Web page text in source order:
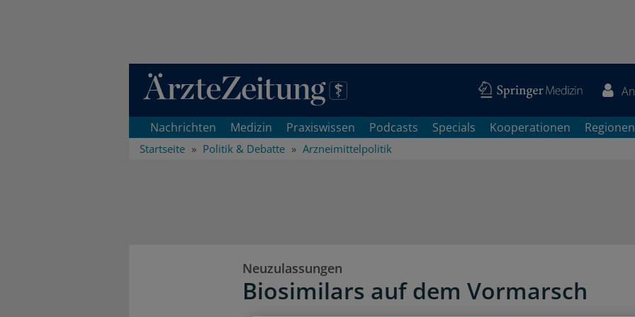
Direkt zum Inhaltsbereich
Nachrichten Medizin Praxiswissen Podcasts Specials Kooperationen Regionen
Startseite Politik & Debatte Arzneimittelpolitik
Neuzulassungen
Biosimilars auf dem Vormarsch